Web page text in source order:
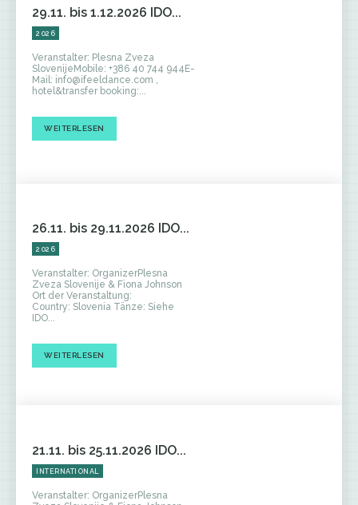
29.11. bis 1.12.2026 IDO...
2026
Veranstalter: Plesna Zveza
SlovenijeMobile: +386 40 744 944E-
Mail: info@ifeeldance.com ,
hotel&transfer booking:...
WEITERLESEN
26.11. bis 29.11.2026 IDO...
2026
Veranstalter: OrganizerPlesna
Zveza Slovenije & Fiona Johnson
Ort der Veranstaltung:
Country: Slovenia Tänze: Siehe
IDO...
WEITERLESEN
21.11. bis 25.11.2026 IDO...
INTERNATIONAL
Veranstalter: OrganizerPlesna